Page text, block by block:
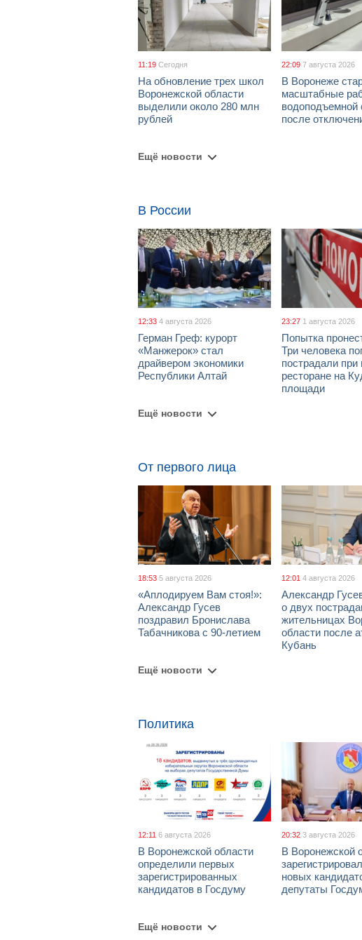
11:19 Сегодня
На обновление трех школ
Воронежской области
выделили около 280 млн
рублей
22:09 7 августа 2026
В Воронеже
масштабные
водоподъемной
после
Ещё новости
В России
12:33 4 августа 2026
Герман Греф: курорт
«Манжерок» стал
драйвером экономики
Республики Алтай
23:27 1 августа 2026
Попытка
Три человека
пострадали при
ресторане на
площади
Ещё новости
От первого лица
18:53 5 августа 2026
«Аплодируем Вам стоя!»:
Александр Гусев
поздравил Бронислава
Табачникова с 90-летием
12:01 4 августа 2026
Александр
о двух
жительницах
области после
Кубань
Ещё новости
Политика
12:11 6 августа 2026
В Воронежской области
определили первых
зарегистрированных
кандидатов в Госдуму
20:32 3 августа 2026
В Воронежской
новых
депутаты
Ещё новости